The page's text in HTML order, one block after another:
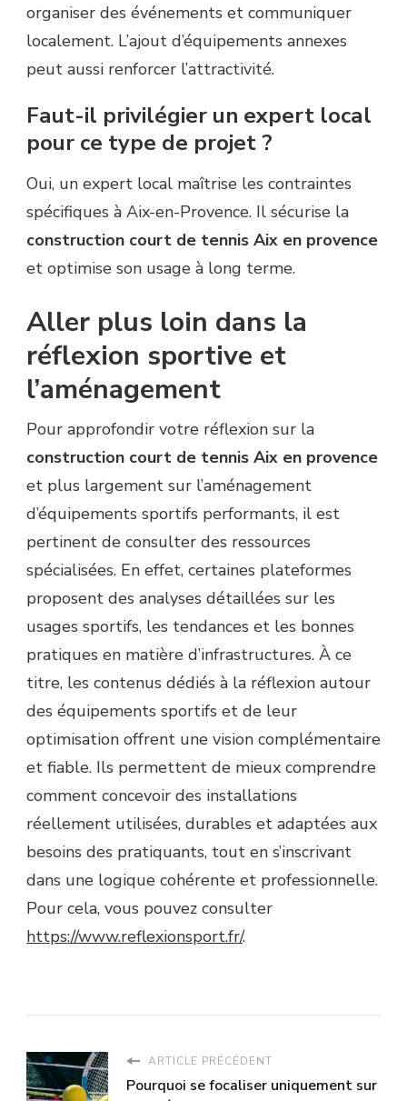
organiser des événements et communiquer
localement. L’ajout d’équipements annexes
peut aussi renforcer l’attractivité.
Faut-il privilégier un expert local
pour ce type de projet ?
Oui, un expert local maîtrise les contraintes
spécifiques à Aix-en-Provence. Il sécurise la
construction court de tennis Aix en provence
et optimise son usage à long terme.
Aller plus loin dans la
réflexion sportive et
l’aménagement
Pour approfondir votre réflexion sur la
construction court de tennis Aix en provence
et plus largement sur l’aménagement
d’équipements sportifs performants, il est
pertinent de consulter des ressources
spécialisées. En effet, certaines plateformes
proposent des analyses détaillées sur les
usages sportifs, les tendances et les bonnes
pratiques en matière d’infrastructures. À ce
titre, les contenus dédiés à la réflexion autour
des équipements sportifs et de leur
optimisation offrent une vision complémentaire
et fiable. Ils permettent de mieux comprendre
comment concevoir des installations
réellement utilisées, durables et adaptées aux
besoins des pratiquants, tout en s’inscrivant
dans une logique cohérente et professionnelle.
Pour cela, vous pouvez consulter
https://www.reflexionsport.fr/.
ARTICLE PRÉCÉDENT
Pourquoi se focaliser uniquement sur